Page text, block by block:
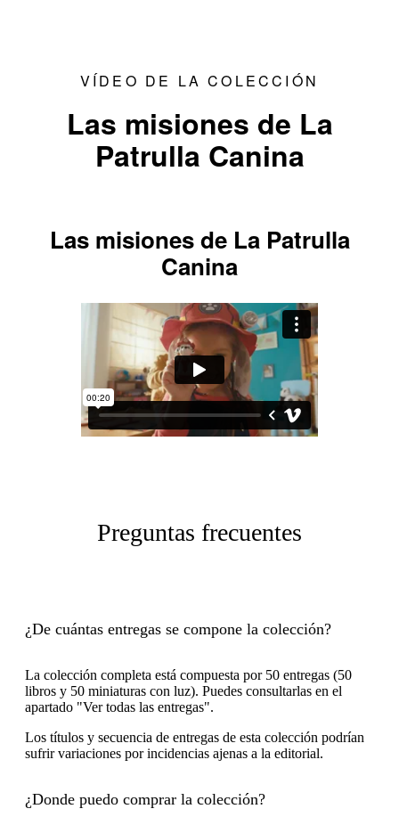
VÍDEO DE LA COLECCIÓN
Las misiones de La
Patrulla Canina
Las misiones de La Patrulla
Canina
Preguntas frecuentes
¿De cuántas entregas se compone la colección?
La colección completa está compuesta por 50 entregas (50
libros y 50 miniaturas con luz). Puedes consultarlas en el
apartado "Ver todas las entregas".
Los títulos y secuencia de entregas de esta colección podrían
sufrir variaciones por incidencias ajenas a la editorial.
¿Donde puedo comprar la colección?